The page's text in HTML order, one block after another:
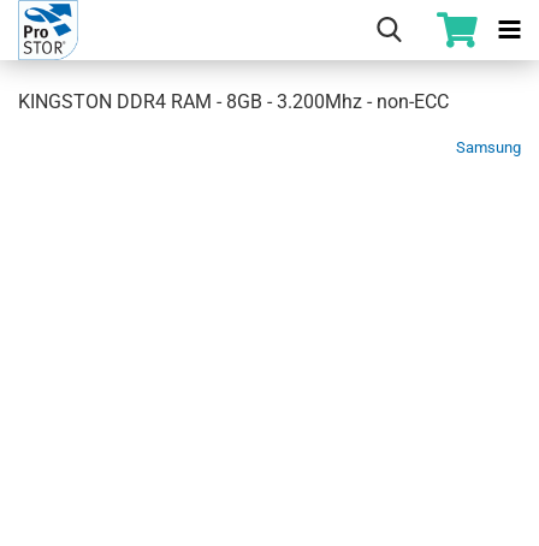
KINGSTON DDR4 RAM - 8GB - 3.200Mhz - non-ECC
Samsung